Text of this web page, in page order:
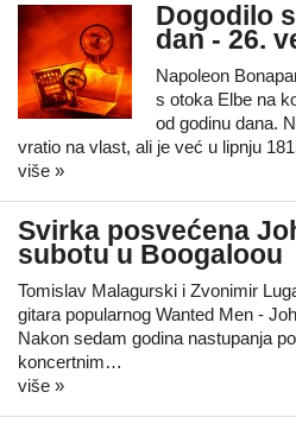
Dogodilo
dan - 26.
Napoleon
s otoka Elbe na
od godinu dana.
vratio na vlast, ali je već u lipnju
više »
Svirka posvećena
subotu u Boogaloou
Tomislav Malagurski i Zvonimir
gitara popularnog Wanted Men -
Nakon sedam godina nastupanja
koncertnim…
više »